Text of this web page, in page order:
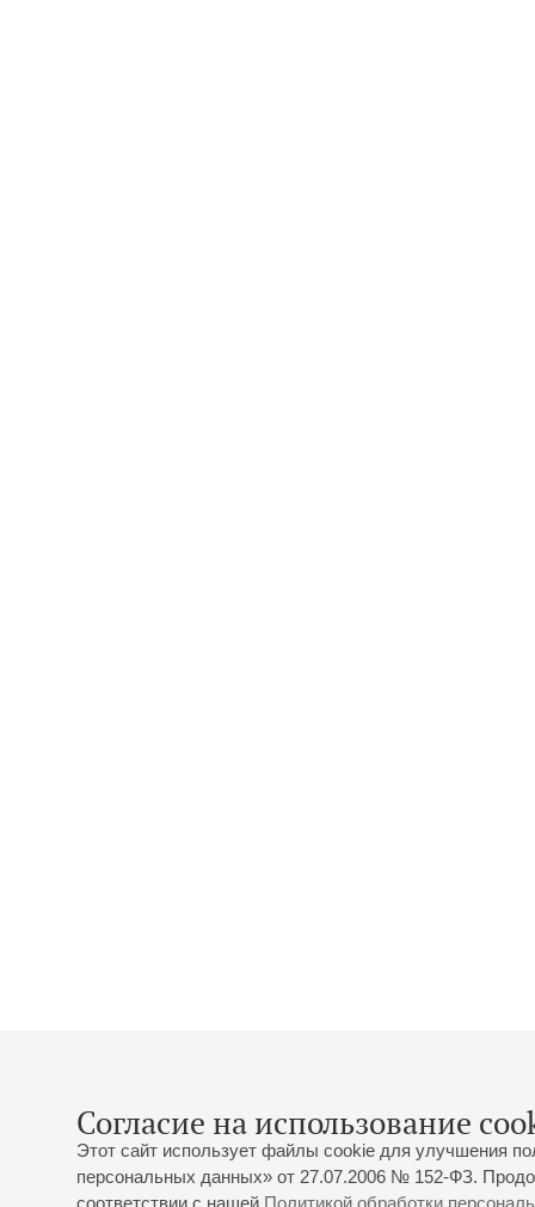
Согласие на использование
Этот сайт использует файлы cookie для улучшения
персональных данных» от 27.07.2006 № 152-ФЗ.
соответствии с нашей Политикой обработки